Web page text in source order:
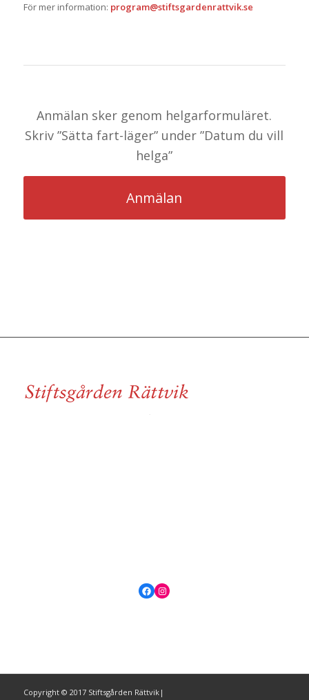
För mer information: program@stiftsgardenrattvik.se
Anmälan sker genom helgarformuläret.
Skriv ”Sätta fart-läger” under ”Datum du vill
helga”
Anmälan
Facebook
Instagram
Copyright © 2017 Stiftsgården Rättvik|